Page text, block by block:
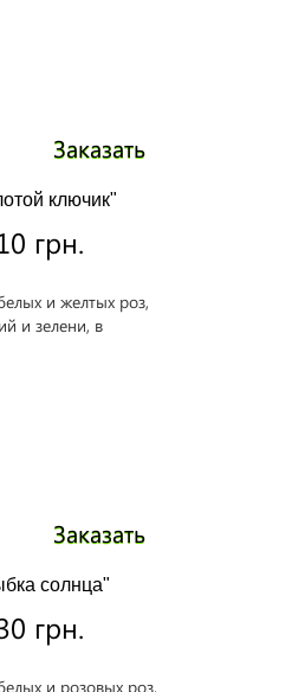
ключик"
грн.
Заказать
солнца"
грн.
Заказать